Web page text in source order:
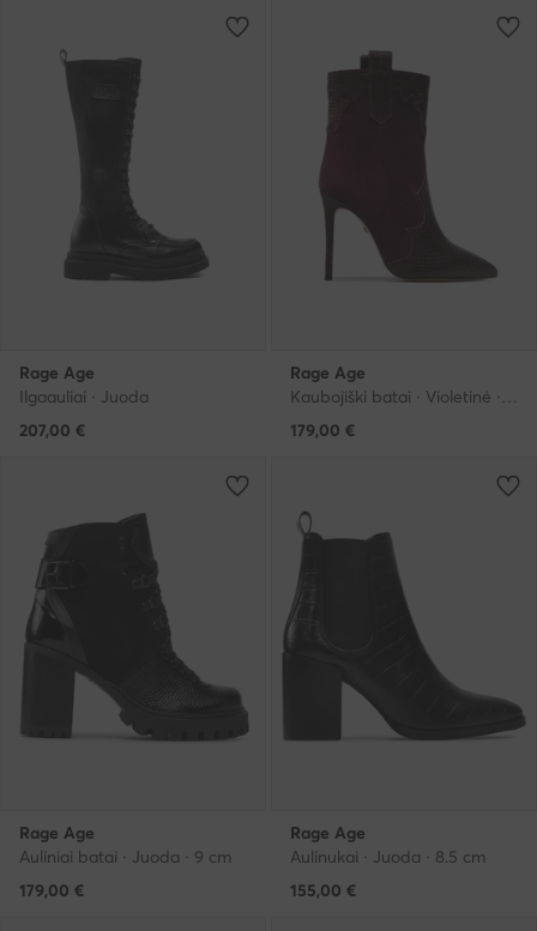
Rage Age
Ilgaauliai · Juoda
207,00 €
Rage Age
Kaubojiški batai · Violetinė · 10 cm
179,00 €
Rage Age
Auliniai batai · Juoda · 9 cm
179,00 €
Rage Age
Aulinukai · Juoda · 8.5 cm
155,00 €